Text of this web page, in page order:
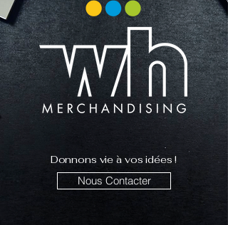
Donnons vie à vos idées !
Nous Contacter